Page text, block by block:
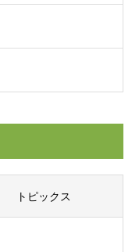
トピックス